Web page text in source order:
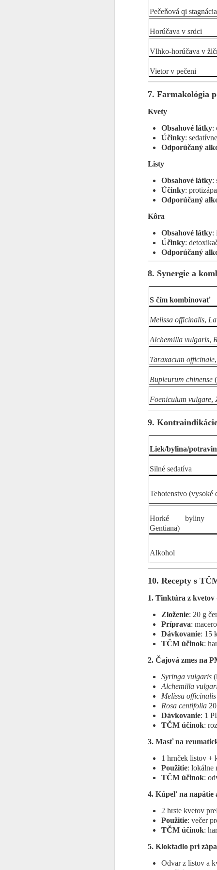
Pečeňová qi stagnácia
Horúčava v srdci
Vlhko-horúčava v
Vietor v pečeni
7. Farmakológia
Kvety
Obsahové látky:
Účinky:
Odporúčaný
Listy
Obsahové látky:
Účinky:
Odporúčaný
Kôra
Obsahové látky:
Účinky:
Odporúčaný
8. Synergie a
S čím kombinovať
Melissa officinalis,
Alchemilla vulgaris,
Taraxacum officinale,
Bupleurum chinense
Foeniculum vulgare,
9.
Liek/bylina/
Silné sedatíva
Tehotenstvo (vysoké
Horké byliny
Gentiana)
Alkohol
10. Recepty s
1. Tinktúra z kvetov
Zloženie: 20 g
Príprava:
Dávkovanie: 15
TČM účinok:
2. Čajová zmes na
Syringa vulgaris
Alchemilla
Melissa officinalis
Rosa centifolia
Dávkovanie: 1
TČM účinok:
3. Masť na
1 hrnček listov +
Použitie: lokálne
TČM účinok:
4. Kúpeľ na napätie
2 hrste kvetov
Použitie: večer
TČM účinok:
5. Kloktadlo pri
Odvar z listov a
·
·
A
-
-
✓
✓
✓
V
s